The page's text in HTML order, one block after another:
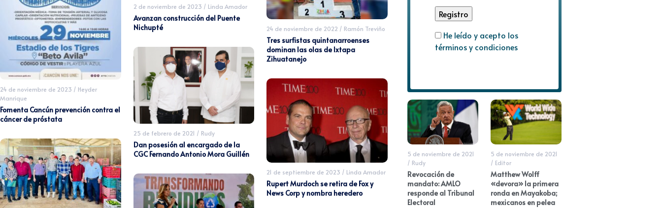
24 de noviembre de 2023 / Heyder
Manrique
Fomenta Cancún prevención contra el
cáncer de próstata
2 de noviembre de 2023 / Linda Amador
Avanzan construcción del Puente
Nichupté
25 de febrero de 2021 / Rudy
Dan posesión al encargado de la
CGC Fernando Antonio Mora Guillén
24 de noviembre de 2022 / Ramón Treviño
Tres surfistas quintanarroenses
dominan las olas de Ixtapa
Zihuatanejo
21 de septiembre de 2023 / Linda Amador
Rupert Murdoch se retira de Fox y
News Corp y nombra heredero
He leído y acepto los
términos y condiciones
5 de noviembre de 2021
/ Rudy
Revocación de
mandato: AMLO
responde al Tribunal
Electoral
5 de noviembre de 2021
/ Editor
Matthew Wolff
«devora» la primera
ronda en Mayakoba;
mexicanos en pelea